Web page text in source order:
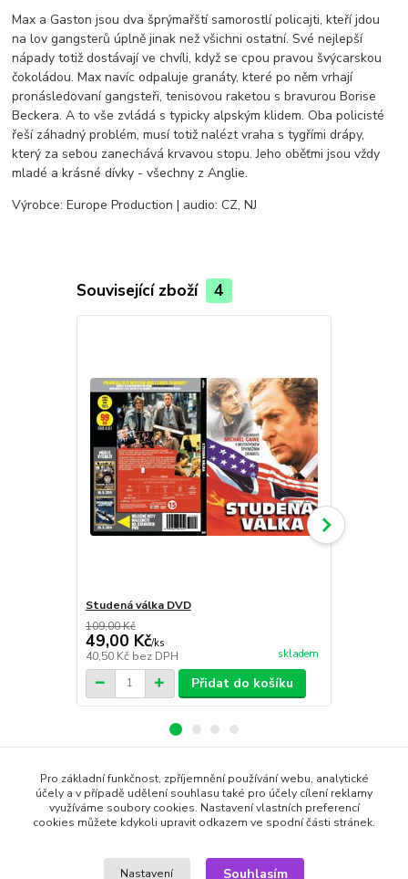
Max a Gaston jsou dva šprýmařští samorostlí policajti, kteří jdou
na lov gangsterů úplně jinak než všichni ostatní. Své nejlepší
nápady totiž dostávají ve chvíli, když se cpou pravou švýcarskou
čokoládou. Max navíc odpaluje granáty, které po něm vrhají
pronásledovaní gangsteři, tenisovou raketou s bravurou Borise
Beckera. A to vše zvládá s typicky alpským klidem. Oba policisté
řeší záhadný problém, musí totiž nalézt vraha s tygřími drápy,
který za sebou zanechává krvavou stopu. Jeho oběťmi jsou vždy
mladé a krásné dívky - všechny z Anglie.
Výrobce: Europe Production | audio: CZ, NJ
Související zboží 4
Studená válka DVD
109,00 Kč
49,00 Kč/ks
40,50 Kč bez DPH skladem
Přidat do košíku
Zboží zařazeno v kategoriích
DVD filmy
Pro základní funkčnost, zpříjemnění používání webu, analytické
účely a v případě udělení souhlasu také pro účely cílení reklamy
využíváme soubory cookies. Nastavení vlastních preferencí
cookies můžete kdykoli upravit odkazem ve spodní části stránek.
Nastavení Souhlasím